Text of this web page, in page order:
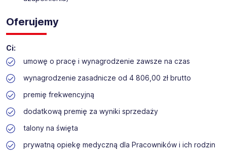
Oferujemy
Ci:
umowę o pracę i wynagrodzenie zawsze na czas
wynagrodzenie zasadnicze od 4 806,00 zł brutto
premię frekwencyjną
dodatkową premię za wyniki sprzedaży
talony na święta
prywatną opiekę medyczną dla Pracowników i ich rodzin